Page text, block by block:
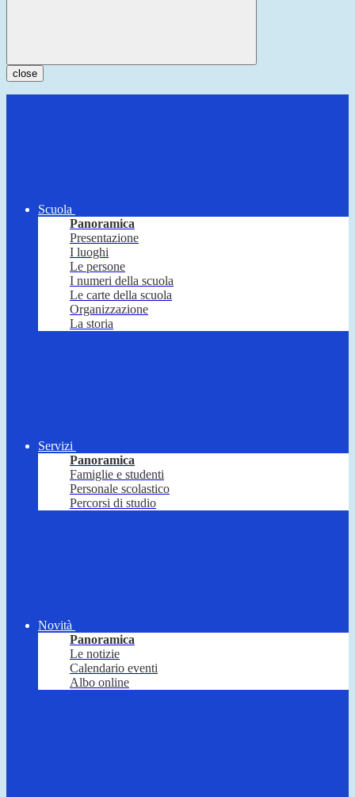
close
Scuola
Panoramica
Presentazione
I luoghi
Le persone
I numeri della scuola
Le carte della scuola
Organizzazione
La storia
Servizi
Panoramica
Famiglie e studenti
Personale scolastico
Percorsi di studio
Novità
Panoramica
Le notizie
Calendario eventi
Albo online